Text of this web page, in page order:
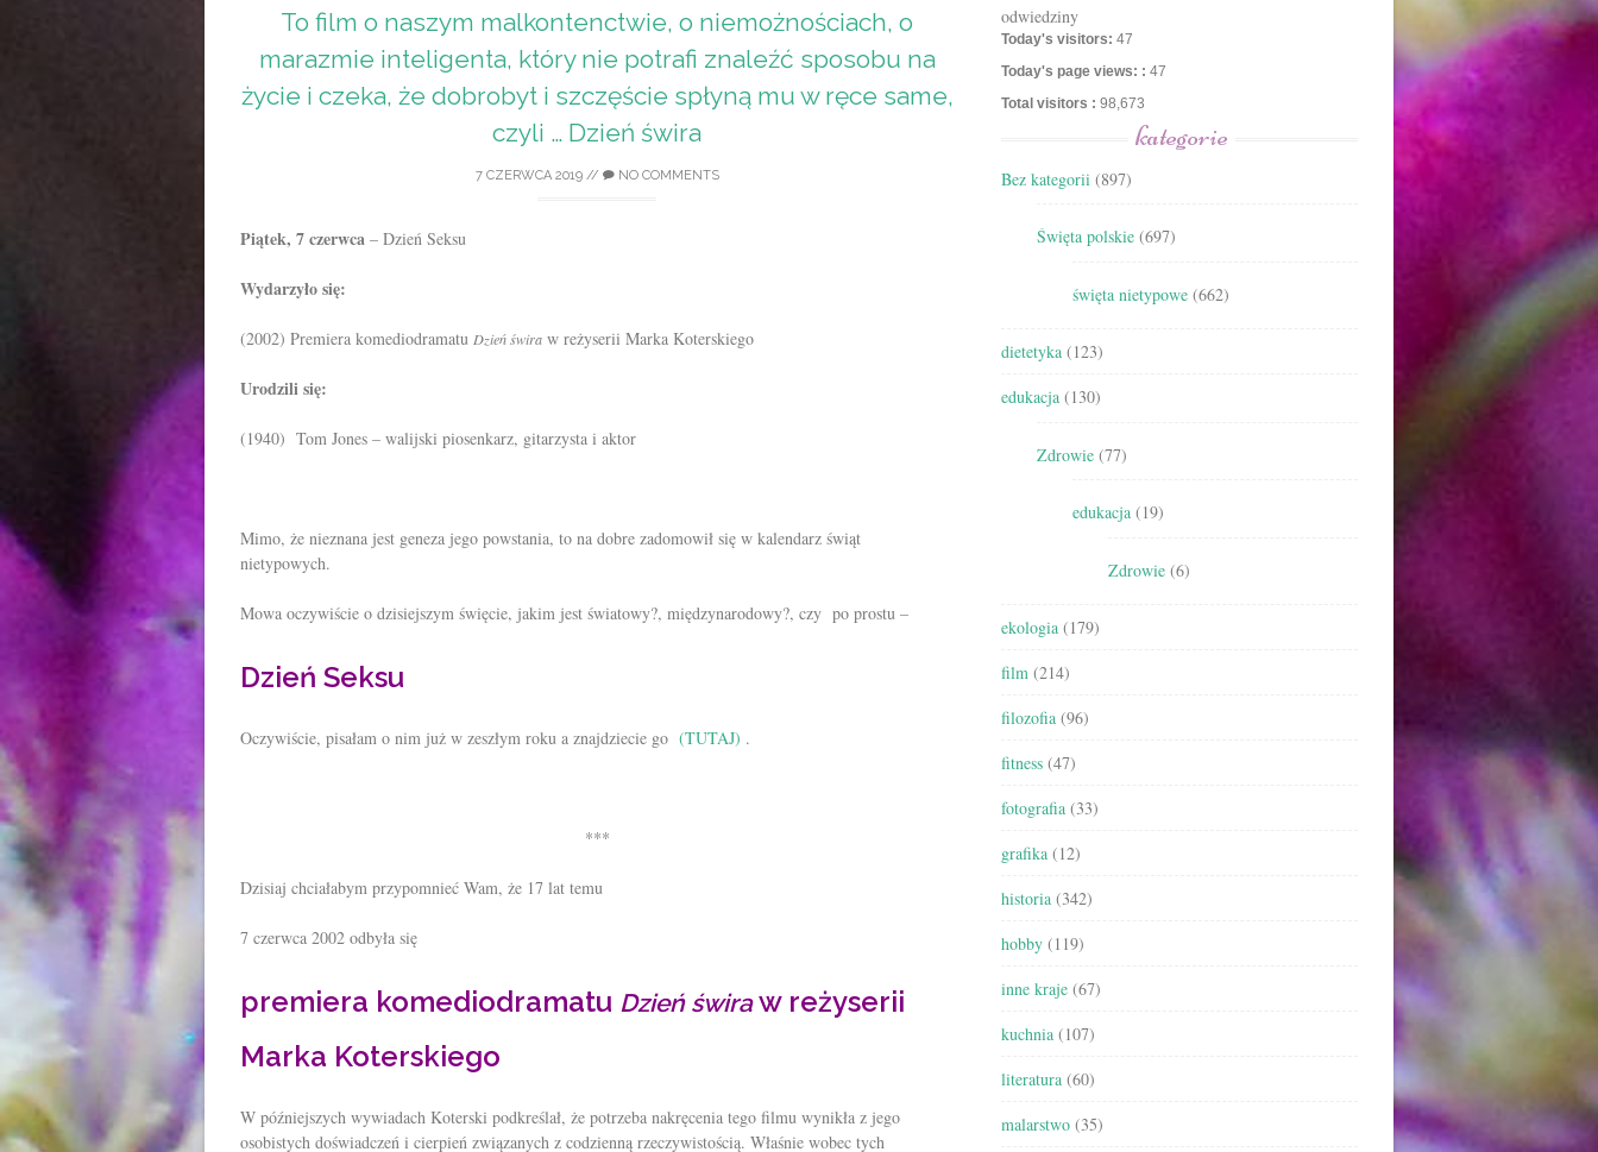
To film o naszym malkontenctwie, o niemożnościach, o
marazmie inteligenta, który nie potrafi znaleźć sposobu na
życie i czeka, że dobrobyt i szczęście spłyną mu w ręce same,
czyli … Dzień świra
7 CZERWCA 2019// NO COMMENTS
Piątek, 7 czerwca – Dzień Seksu
Wydarzyło się:
(2002) Premiera komediodramatu Dzień świra w reżyserii Marka Koterskiego
Urodzili się:
(1940) Tom Jones – walijski piosenkarz, gitarzysta i aktor
Mimo, że nieznana jest geneza jego powstania, to na dobre zadomowił się w kalendarz świąt
nietypowych.
Mowa oczywiście o dzisiejszym święcie, jakim jest światowy?, międzynarodowy?, czy po prostu –
Dzień Seksu
Oczywiście, pisałam o nim już w zeszłym roku a znajdziecie go (TUTAJ) .
***
Dzisiaj chciałabym przypomnieć Wam, że 17 lat temu
7 czerwca 2002 odbyła się
premiera komediodramatu Dzień świraw reżyserii
Marka Koterskiego
W późniejszych wywiadach Koterski podkreślał, że potrzeba nakręcenia tego filmu wynikła z jego
osobistych doświadczeń i cierpień związanych z codzienną rzeczywistością. Właśnie wobec tych
odwiedziny
Today's visitors: 47
Today's page views: : 47
Total visitors : 98,673
kategorie
Bez kategorii (897)
Święta polskie (697)
święta nietypowe (662)
dietetyka (123)
edukacja (130)
Zdrowie (77)
edukacja (19)
Zdrowie (6)
ekologia (179)
film (214)
filozofia (96)
fitness (47)
fotografia (33)
grafika (12)
historia (342)
hobby (119)
inne kraje (67)
kuchnia (107)
literatura (60)
malarstwo (35)